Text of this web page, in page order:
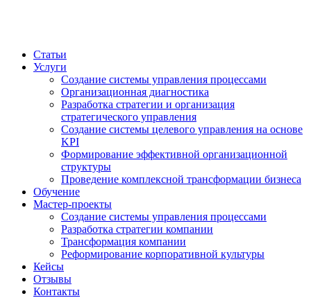
Статьи
Услуги
Создание системы управления процессами
Организационная диагностика
Разработка стратегии и организация
стратегического управления
Создание системы целевого управления на основе
KPI
Формирование эффективной организационной
структуры
Проведение комплексной трансформации бизнеса
Обучение
Мастер-проекты
Создание системы управления процессами
Разработка стратегии компании
Трансформация компании
Реформирование корпоративной культуры
Кейсы
Отзывы
Контакты